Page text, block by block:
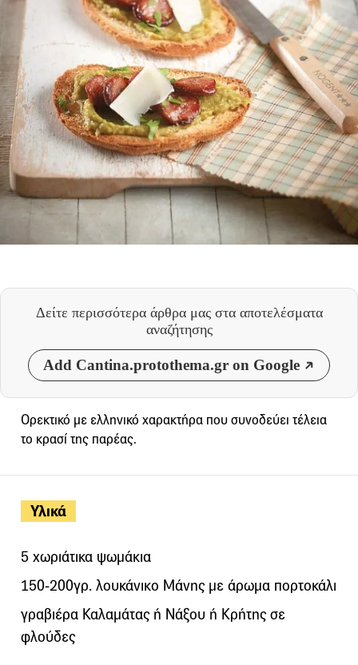
Δείτε περισσότερα άρθρα μας στα αποτελέσματα
αναζήτησης
Add Cantina.protothema.gr on Google
Υλικά
5 χωριάτικα ψωμάκια
150-200γρ. λουκάνικο Μάνης με άρωμα πορτοκάλι
γραβιέρα Καλαμάτας ή Νάξου ή Κρήτης σε
φλούδες
Ορεκτικό με ελληνικό χαρακτήρα που συνοδεύει τέλεια
το κρασί της παρέας.